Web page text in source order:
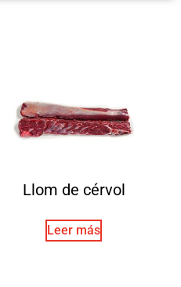
Llom de cérvol
Leer más